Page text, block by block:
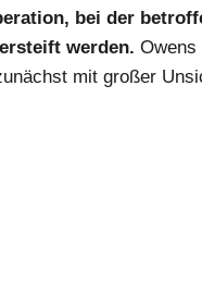
bei der
werden. Owens
mit großer